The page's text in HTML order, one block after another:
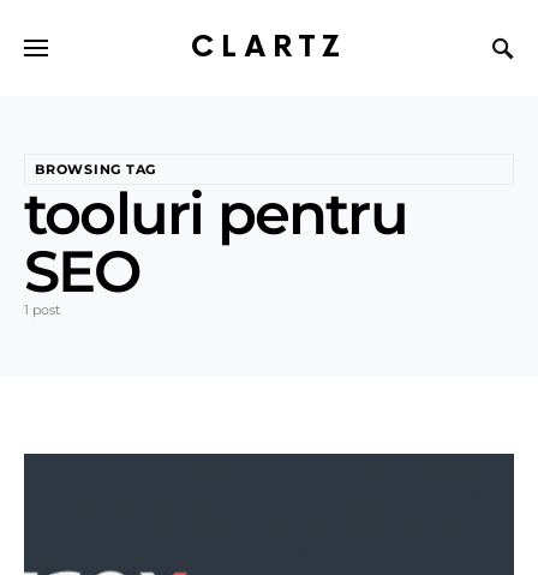
CLARTZ
BROWSING TAG
tooluri pentru
SEO
1 post